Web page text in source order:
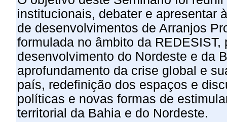
institucionais, debater e apresentar
de desenvolvimentos de Arranjos
formulada no âmbito da REDESIST,
desenvolvimento do Nordeste e da
aprofundamento da crise global e
país, redefinição dos espaços e
políticas e novas formas de
territorial da Bahia e do Nordeste.